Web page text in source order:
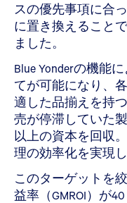
スの優先事項に合
に置き換えること
ました。
Blue Yonderの機能
てが可能になり、
適した品揃えを持
売が停滞していた
以上の資本を回収
理の効率化を実現し
このターゲットを
益率（GMROI）が